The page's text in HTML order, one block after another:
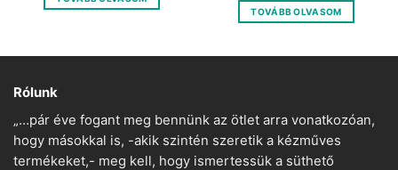
TOVÁBB OLVASOM
Rólunk
„…pár éve fogant meg bennünk az ötlet arra vonatkozóan,
hogy másokkal is, -akik szintén szeretik a kézműves
termékeket,- meg kell, hogy ismertessük a süthető